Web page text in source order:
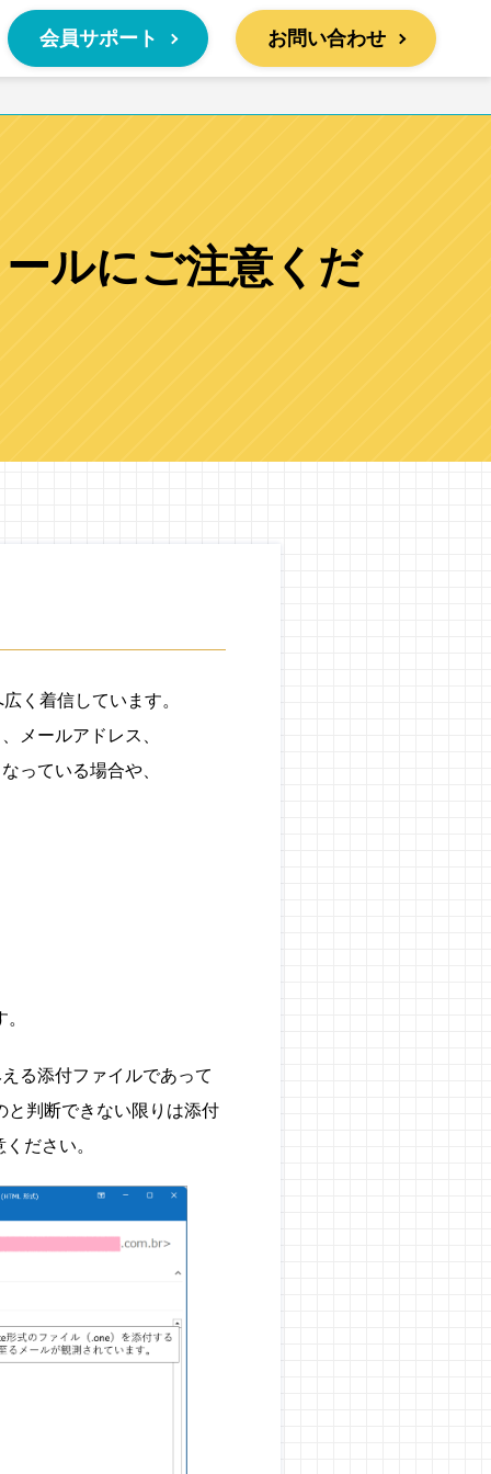
会員サポート お問い合わせ
ルにご注意くだ
く着信しています。
メールアドレス、
っている場合や、
る添付ファイルであって
と判断できない限りは添付
ださい。